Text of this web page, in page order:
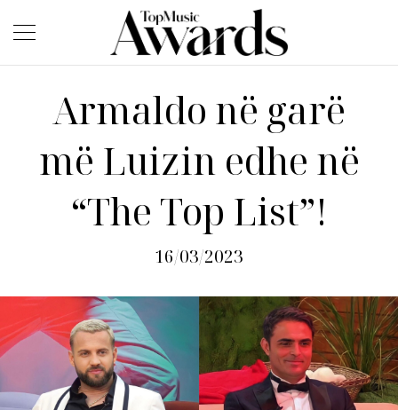
Armaldo në garë
më Luizin edhe në
“The Top List”!
16/03/2023